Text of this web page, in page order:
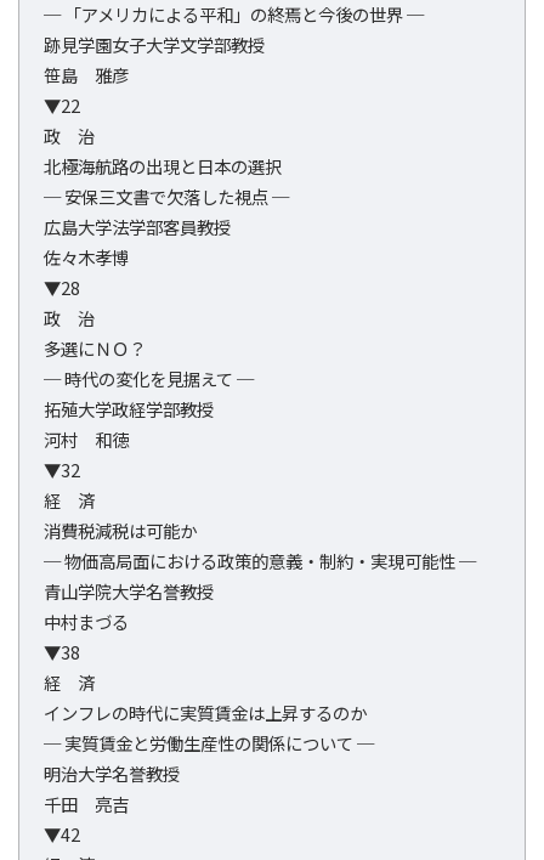
─ 「アメリカによる平和」の終焉と今後の世界 ─
跡見学園女子大学文学部教授
笹島 雅彦
▼22
政 治
北極海航路の出現と日本の選択
─ 安保三文書で欠落した視点 ─
広島大学法学部客員教授
佐々木孝博
▼28
政 治
多選にＮＯ？
─ 時代の変化を見据えて ─
拓殖大学政経学部教授
河村 和徳
▼32
経 済
消費税減税は可能か
─ 物価高局面における政策的意義・制約・実現可能性 ─
青山学院大学名誉教授
中村まづる
▼38
経 済
インフレの時代に実質賃金は上昇するのか
─ 実質賃金と労働生産性の関係について ─
明治大学名誉教授
千田 亮吉
▼42